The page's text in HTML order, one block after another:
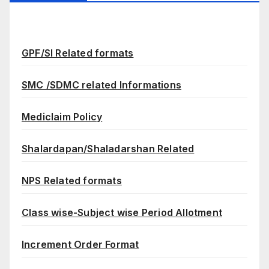
GPF/SI Related formats
SMC /SDMC related Informations
Mediclaim Policy
Shalardapan/Shaladarshan Related
NPS Related formats
Class wise-Subject wise Period Allotment
Increment Order Format